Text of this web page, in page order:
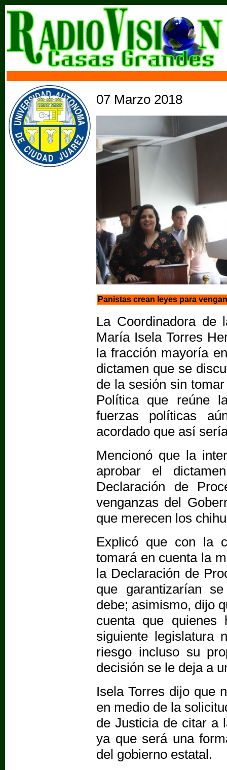
07 Marzo 2018
Panistas crean leyes para
La Coordinadora de
María Isela Torres
la fracción mayoría
dictamen que se
de la sesión sin
Política que reúne
fuerzas políticas
acordado que así
Mencionó que la
aprobar el
Declaración de
venganzas del
que merecen los
Explicó que con la
tomará en cuenta la
la Declaración de
que garantizarían
debe; asimismo, dijo
cuenta que
siguiente legislatura
riesgo incluso su
decisión se le deja a
Isela Torres dijo que
en medio de la
de Justicia de citar a
ya que será una
del gobierno estatal.